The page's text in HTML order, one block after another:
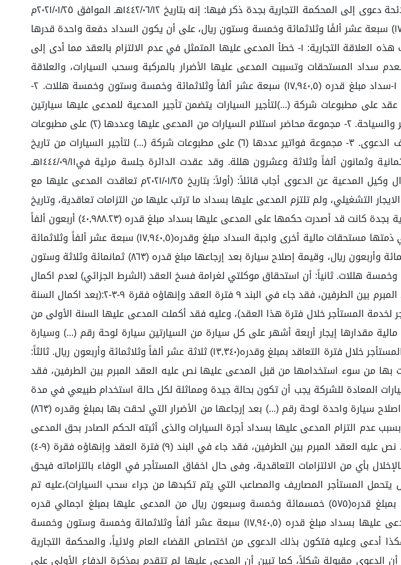
تتلخص وقائع هذه الدعوى في أنه سبق أن تقدم وكيل المدعية الموضحة بياناتها أعلاه بلائحة دعوى إلى المحكمة التجارية بجدة ذكر فيها: إنه بتاريخ ١٤٤٢/٠٦/١٢هـ الموافق ٢٠٢١/٠١/٢٥م
اتفق أطراف الدعوى على أن تؤجر المدعية للمدعى عليها سيارتين بثمن إجمالي قدره (١٧,٣٦٥) سبعة عشر ألفًا وثلاثمائة وخمسة وستون ريال، على أن يكون السداد دفعة واحدة قدرها
(١٧,٩٤٠) سبعة عشر ألفًا وتسعمائة وأربعون ريال سعودي لم تسدد منها شيء، ونشأ بسبب هذه العلاقة التجارية: ١- خطأ المدعى عليها المتمثل في عدم الالتزام بالعقد مما أدى إلى
سداد المستحقات وتسببت المدعى عليها الأضرار بالمركبة وسحب السيارات، والعلاقة
السببية بين الخطأ والضرر (عدم التزام المدعى عليها). وطالب بـإلزام المدعى عليها بالآتي: ١-سداد مبلغ قدره (١٧,٩٤٠,٥) سبعة عشر ألفاً وثلاثمائة وخمسة وستون وخمسة هللات. ٢-
المحاماة مبلغ قدره (٥,٠٠٠) خمسة آلاف ريال. وقدم سنداً لطلبه المستندات الآتية:١- عقد على مطبوعات شركة (...)لتأجير السيارات يتضمن تأجير المدعية للمدعى عليها سيارتين
بتاريخ ١٤٤٢/٠٦/١٢هـ الموافق ٢٠٢١/٠١/٢٥م ممهور بتوقيع وختم المدعى عليها شركة (...) للسفر والسياحة. ٢- مجموعة محاضر استلام السيارات من المدعى عليها وعددها (٢) على مطبوعات
شركة (...) لتأجير السيارات من تاريخ ٢٠٢١/٠٨/٢٩م حتى تاريخ ٢٠٢٢/١٠/٣١م ممهور بتوقيع أطراف الدعوى. ٣- مجموعة فواتير عددها (٦) على مطبوعات شركة (...) لتأجير السيارات من تاريخ
٢٠٢١/١١/١م حتى تاريخ ٢٠٢٣/٠١/٠٩م بمبلغ إجمالي قدره (٤٠,٩٨٨.٢٣) أربعون ألفاً وتسعمائة وثمانية وثمانون ألفاً وثلاثة وعشرون هللة. وقد عقدت الدائرة جلسة مرئية في١٤٤٤/٠٩/١١هـ
وملخصها: حضر وكيل المدعية كما تبين عدم حضور المدعى عليها رغم ثبوت تبلغها، وبسؤال وكيل المدعية عن الدعوى أجاب قائلاً: (أولاً: بتاريخ ٢٠٢١/٠١/٢٥م تعاقدت المدعى عليها مع
التشغيلي، ولم تلتزم المدعى عليها بسداد ما ترتب عليها من التزامات تعاقدية، وتاريخ
نشوء الحق بتاريخ صدور فاتورة شهر يوليو ٢٠٢٢م، علماً بأن الدائرة العاشرة بالمحكمة التجارية بجدة كانت قد أصدرت حكمها على المدعى عليها بسداد مبلغ قدره (٤٠,٩٨٨.٢٣) أربعون ألفاً
وتسعمائة وثمانية وثمانون ألفاً وثلاثة وعشرون هللة وذلك عن بند الإيجار إلا أنه تبقى في ذمتها مستحقات مالية أخرى واجبة السداد مبلغ وقدره(١٧,٩٤٠,٥) سبعة عشر ألفاً وثلاثمائة
وخمسة وستون وخمسة هللات، وغرامة فسخ العقد مبلغ قدره(١٣,٣٤٠) ثلاثة عشر ألفاً وثلاثمائة وأربعون ريال، وقيمة إصلاح سيارة بعد إرجاعها مبلغ قدره (٨٦٣) ثمانمائة وثلاثة وستون
وسبعمائة وسبعة وثلاثون ريال وخمسة هللات. ثانياً: أن استحقاق موكلتي لغرامة فسخ العقد (الشرط الجزائي) لعدم اكمال
المدعى عليها المدة التعاقدية المتفق عليها والبالغة ثلاث سنوات منصوص عليه في العقد المبرم بين الطرفين، فقد جاء في البند ٩ فترة العقد وإنهاؤه فقرة ٩-٣-٢:(بعد اكمال السنة
لخدمة المستأجر خلال فترة هذا العقد)، وعليه فقد أكملت المدعى عليها السنة الأولى من
مقدارها إيجار أربعة أشهر على كل سيارة من السيارتين سيارة لوحة رقم (...) وسيارة
لوحة رقم (...) اللتين تم استلامها من العميل كتعويض عن تكاليف التزم بها المؤجر لخدمة المستأجر خلال فترة التعاقد بمبلغ وقدره(١٣,٣٤٠) ثلاثة عشر ألفاً وثلاثمائة وأربعون ريال. ثالثاً:
بها من سوء استخدامها من قبل المدعى عليها نص عليه العقد المبرم بين الطرفين، فقد
حالات إعادة السيارة /السيارات المعادة للشركة يجب أن تكون بحالة جيدة ومماثلة لكل حالة استخدام طبيعي في مدة
التأجير، أي ضياع للمعدات أو تلف أو سوء استخدام سيتم تحميله للمستأجر)، وعليه فقد تم اصلاح سيارة واحدة لوحة رقم (...) بعد إرجاعها من الأضرار التي لحقت بها بمبلغ وقدره (٨٦٣)
عدم التزام المدعى عليها بسداد أجرة السيارات والذى أثبته الحكم الصادر بحق المدعى
عليها فى القضية رقم (٤٤٧٠٣٨٢٧٠٨) لعام ١٤٤٤ وكذلك اخلالها بالتزاماتها التعاقدية الأخرى، نص عليه العقد المبرم بين الطرفين، فقد جاء في البند (٩) فترة العقد وإنهاؤه فقرة (٩-٤)
بأي من الالتزامات التعاقدية، وفى حال اخفاق المستأجر في الوفاء بالتزاماته فيحق
المستأجر المصاريف والمصاعب التي يتم تكبدها من جراء سحب السيارات)،عليه تم
سحب السيارتين لوحة رقم (...) وسيارة لوحة رقم (...) تم نقل السيارة من مدينة الطائف بمبلغ قدره(٥٧٥) خمسمائة وخمسة وسبعون ريال من المدعى عليها بمبلغ اجمالي قدره
(٣,٧٣٧.٥) ثلاث آلاف وسبعمائة وسبعة وثلاثون ريال وخمسة هللات. الطلبات: ١/ إلزام المدعى عليها بسداد مبلغ قدره (١٧,٩٤٠,٥) سبعة عشر ألفاً وثلاثمائة وخمسة وستون وخمسة
المحاماة مبلغ قدره(٥,٠٠٠) خمسة آلاف ريال)، هكذا أدعى وعليه فتكون بذلك الدعوى من اختصاص القضاء العام ولائياً، والمحكمة التجارية
الدعوى مقبولة شكلاً، كما تبين أن المدعى عليها لم تتقدم بمذكرة الدفاع الأولى على